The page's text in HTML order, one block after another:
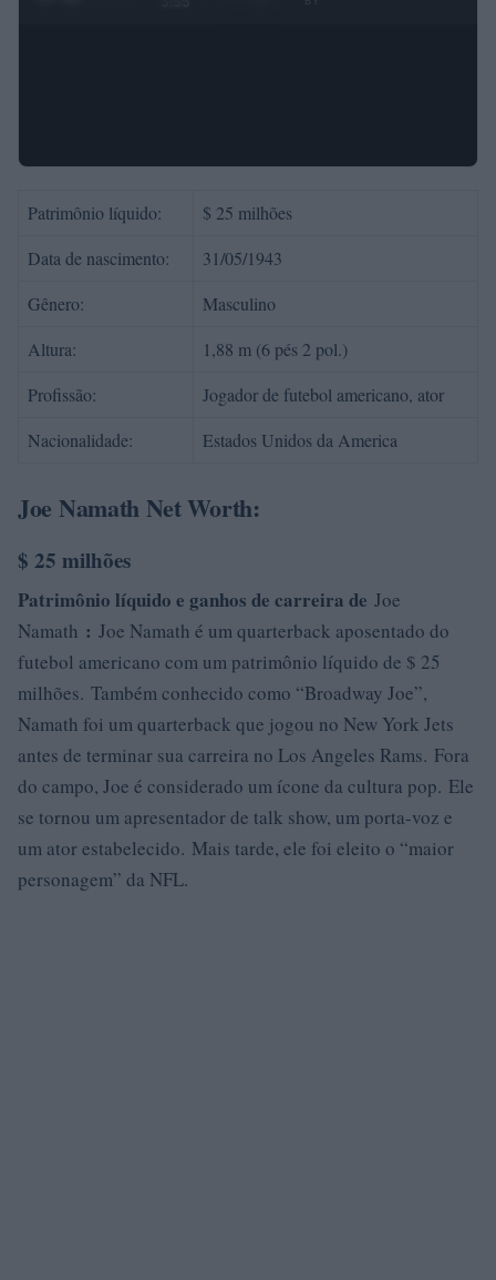
Patrimônio líquido:
$ 25 milhões
Data de nascimento:
31/05/1943
Gênero:
Masculino
Altura:
1,88 m (6 pés 2 pol.)
Profissão:
Jogador de futebol americano, ator
Nacionalidade:
Estados Unidos da America
Joe Namath Net Worth:
$ 25 milhões
Patrimônio líquido e ganhos de carreira de Joe
Namath : Joe Namath é um quarterback aposentado do
futebol americano com um patrimônio líquido de $ 25
milhões. Também conhecido como “Broadway Joe”,
Namath foi um quarterback que jogou no New York Jets
antes de terminar sua carreira no Los Angeles Rams. Fora
do campo, Joe é considerado um ícone da cultura pop. Ele
se tornou um apresentador de talk show, um porta-voz e
um ator estabelecido. Mais tarde, ele foi eleito o “maior
personagem” da NFL.